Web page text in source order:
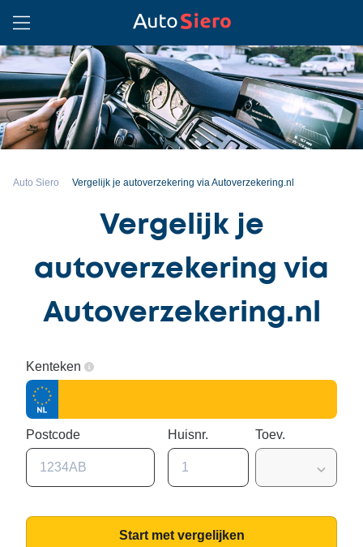
Auto Siero Vergelijk je autoverzekering via Autoverzekering.nl
Vergelijk je
autoverzekering via
Autoverzekering.nl
Kenteken
Postcode Huisnr. Toev.
Start met vergelijken